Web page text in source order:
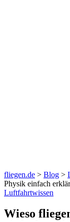
fliegen.de > Blog >
Physik einfach
Luftfahrtwissen
Wieso